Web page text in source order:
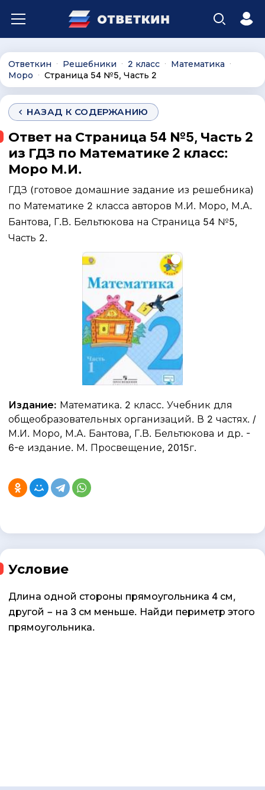
Ответкин ∙ Решебники ∙ 2 класс ∙ Математика ∙
Моро ∙ Страница 54 №5, Часть 2
НАЗАД К СОДЕРЖАНИЮ
Ответ на Страница 54 №5, Часть 2
из ГДЗ по Математике 2 класс:
Моро М.И.
ГДЗ (готовое домашние задание из решебника)
по Математике 2 класса авторов М.И. Моро, М.А.
Бантова, Г.В. Бельтюкова на Страница 54 №5,
Часть 2.
Издание: Математика. 2 класс. Учебник для
общеобразовательных организаций. В 2 частях. /
М.И. Моро, М.А. Бантова, Г.В. Бельтюкова и др. -
6-е издание. М. Просвещение, 2015г.
Условие
Длина одной стороны прямоугольника 4 см,
другой − на 3 см меньше. Найди периметр этого
прямоугольника.